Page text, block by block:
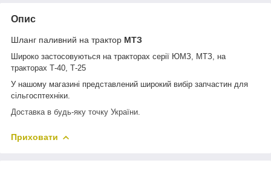
Опис
Шланг паливний на трактор МТЗ
Широко застосовуються на тракторах серії ЮМЗ, МТЗ, на
тракторах Т-40, Т-25
У нашому магазині представлений широкий вибір запчастин для
сільгосптехніки.
Доставка в будь-яку точку України.
Приховати